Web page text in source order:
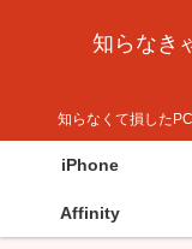
知らなき
知らなくて損した
iPhone
Affinity